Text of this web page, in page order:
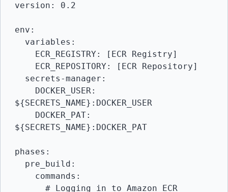
version: 0.2
env:
${SECRETS_NAME}:DOCKER_USER
${SECRETS_NAME}:DOCKER_PAT
phases: